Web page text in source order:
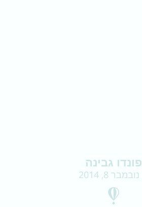
פונדו גבינה
נובמבר 8, 2014